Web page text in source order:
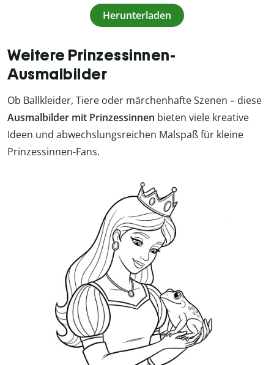
Herunterladen
Weitere Prinzessinnen-
Ausmalbilder
Ob Ballkleider, Tiere oder märchenhafte Szenen – diese
Ausmalbilder mit Prinzessinnen bieten viele kreative
Ideen und abwechslungsreichen Malspaß für kleine
Prinzessinnen-Fans.